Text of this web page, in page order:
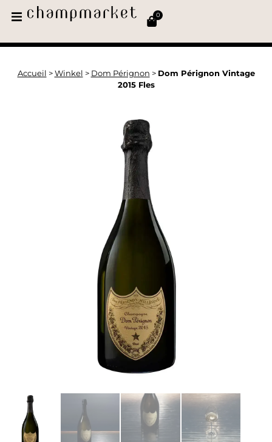
0
Accueil > Winkel > Dom Pérignon > Dom Pérignon Vintage
2015 Fles